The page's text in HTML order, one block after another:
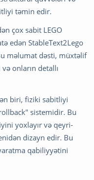
təmin edir.
çox sabit LEGO
edən StableText2Lego
məlumat dəsti, müxtəlif
onların detallı
biri, fiziki sabitliyi
sistemidir. Bu
yoxlayır və qeyri-
dizayn edir. Bu
qabiliyyətini